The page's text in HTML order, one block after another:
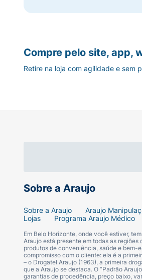
Sobre a Araujo
Sobre a Araujo Araujo
Lojas
Programa Araujo Médico
Em Belo Horizonte, onde você estiver,
Araujo está presente em todas as
produtos de conveniência, saúde e bem-
compromisso com o cliente: ela é a
– o Drogatel Araujo (1963), a primeira
que a Araujo se destaca. O “Padrão
garantias de procedência, preço baixo,
Compre pelo site, app,
Retire na loja com agilidade e sem